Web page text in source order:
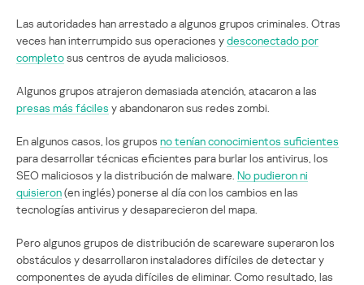
Las autoridades han arrestado a algunos grupos criminales. Otras
veces han interrumpido sus operaciones ydesconectado por
completosus centros de ayuda maliciosos.
Algunos grupos atrajeron demasiada atención, atacaron a las
presas más fáciles y abandonaron sus redes zombi.
En algunos casos, los grupos no tenían conocimientos suficientes
para desarrollar técnicas eficientes para burlar los antivirus, los
SEO maliciosos y la distribución de malware. No pudieron ni
quisieron(en inglés) ponerse al día con los cambios en las
tecnologías antivirus y desaparecieron del mapa.
Pero algunos grupos de distribución de scareware superaron los
obstáculos y desarrollaron instaladores difíciles de detectar y
componentes de ayuda difíciles de eliminar. Como resultado, las